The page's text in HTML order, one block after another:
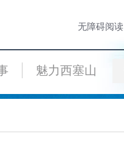
无障碍阅读
魅力西塞山